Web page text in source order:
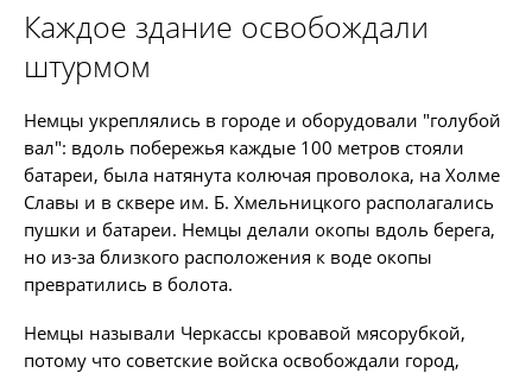
Каждое здание освобождали
штурмом
Немцы укреплялись в городе и оборудовали "голубой
вал": вдоль побережья каждые 100 метров стояли
батареи, была натянута колючая проволока, на Холме
Славы и в сквере им. Б. Хмельницкого располагались
пушки и батареи. Немцы делали окопы вдоль берега,
но из-за близкого расположения к воде окопы
превратились в болота.
Немцы называли Черкассы кровавой мясорубкой,
потому что советские войска освобождали город,